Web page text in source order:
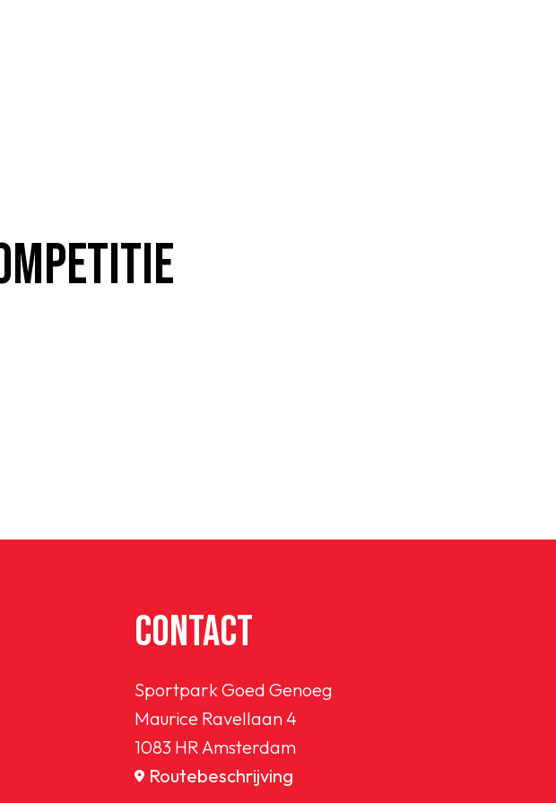
CONTACT
Sportpark Goed Genoeg
Maurice Ravellaan 4
1083 HR Amsterdam
Routebeschrijving